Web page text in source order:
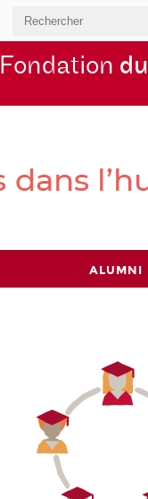
Fondation du
ALUMNI